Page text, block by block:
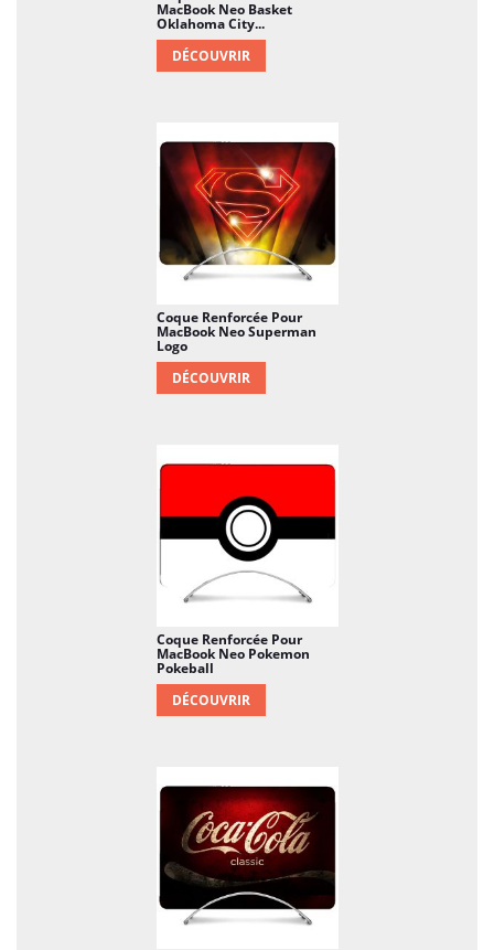
MacBook Neo Basket
Oklahoma City...
DÉCOUVRIR
Coque Renforcée Pour
MacBook Neo Superman
Logo
DÉCOUVRIR
Coque Renforcée Pour
MacBook Neo Pokemon
Pokeball
DÉCOUVRIR